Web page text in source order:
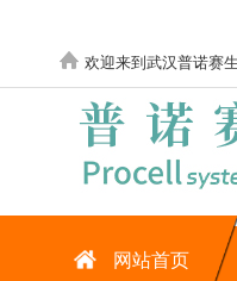
欢迎来到武汉普诺赛
网站首页